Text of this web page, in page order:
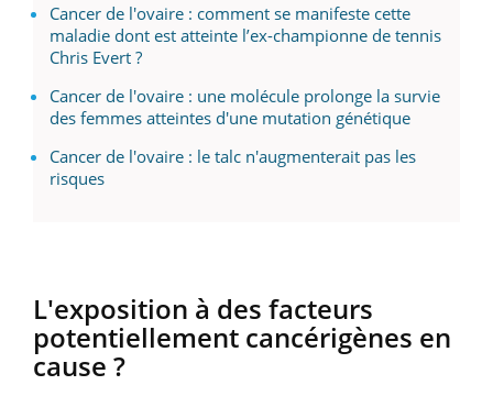
Cancer de l'ovaire : comment se manifeste cette
maladie dont est atteinte l’ex-championne de tennis
Chris Evert ?
Cancer de l'ovaire : une molécule prolonge la survie
des femmes atteintes d'une mutation génétique
Cancer de l'ovaire : le talc n'augmenterait pas les
risques
L'exposition à des facteurs
potentiellement cancérigènes en
cause ?